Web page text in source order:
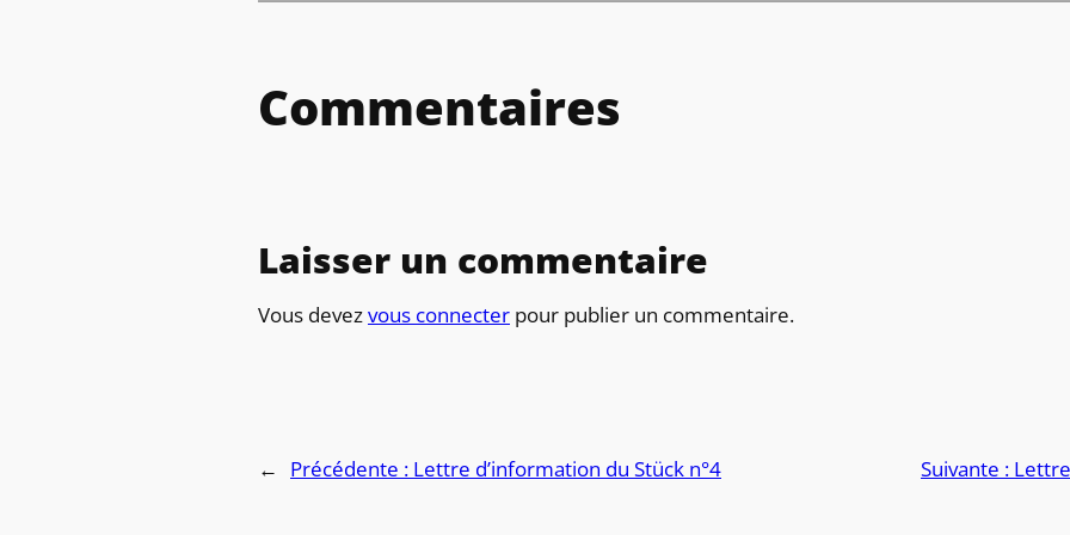
Commentaires
Laisser un commentaire
Vous devezvous connecter pour publier un commentaire.
← Précédente : Lettre d’information du Stück n°4 Suivante :